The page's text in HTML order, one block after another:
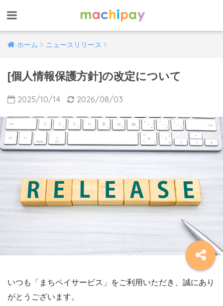
ホーム ニュースリリース
[個人情報保護方針]の改定について
2025/10/14 2026/08/03
いつも「まちペイサービス」をご利用いただき、誠にあり
がとうございます。